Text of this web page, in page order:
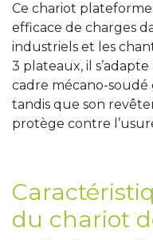
Ce chariot
efficace de charges
industriels et les
3 plateaux, il
cadre mécano-
tandis que son
protège contre
du chariot